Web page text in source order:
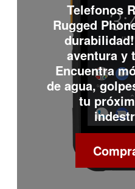
Telefonos
Rugged
aventura y
Encuentra
de agua,
tu